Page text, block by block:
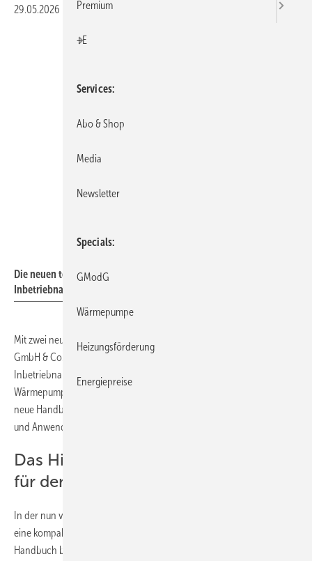
29.05.2026 Druckvorschau
Die neuen technischen Handbücher für Service, Installation und
Inbetriebnahme von Hitachi Systemen .
Mit zwei neuen technischen Handbüchern unterstützt die Hans Kaut
GmbH & Co. KG Fachbetriebe gezielt bei der Installation,
Inbetriebnahme und Wartung von Hitachi Klima- und
Wärmepumpensystemen. Das „Hitachi 1×1“ (Version 14) sowie das
neue Handbuch für die „airH2O“-Serie setzen dabei auf Praxisnähe
und Anwenderfreundlichkeit.
Das Hitachi 1×1: Kompaktes Wissen
für den Alltag
In der nun vorliegenden 14. Version bietet das „Hitachi 1×1“ erneut
eine kompakte, systemübergreifende Orientierungshilfe. Das
Handbuch bündelt essenzielle technische Serviceinformationen zu
Premium
+E
Services
Abo & Shop
Media
Newsletter
Specials
GModG
Wärmepumpe
Heizungsförderung
Energiepreise